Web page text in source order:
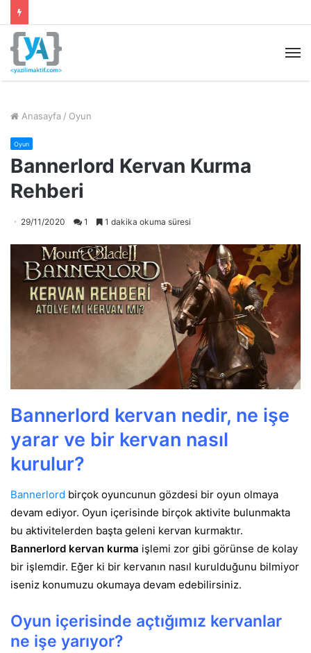
Anasayfa / Oyun
Oyun
Bannerlord Kervan Kurma
Rehberi
29/11/2020 1 1 dakika okuma süresi
Bannerlord kervan nedir, ne işe
yarar ve bir kervan nasıl
kurulur?
Bannerlord birçok oyuncunun gözdesi bir oyun olmaya
devam ediyor. Oyun içerisinde birçok aktivite bulunmakta
bu aktivitelerden başta geleni kervan kurmaktır.
Bannerlord kervan kurma işlemi zor gibi görünse de kolay
bir işlemdir. Eğer ki bir kervanın nasıl kurulduğunu bilmiyor
iseniz konumuzu okumaya devam edebilirsiniz.
Oyun içerisinde açtığımız kervanlar
ne işe yarıyor?